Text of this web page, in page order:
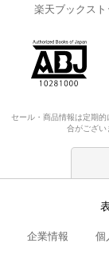
楽天ブックスト
セール・商品情報は定期
合がござい
企業情報 個